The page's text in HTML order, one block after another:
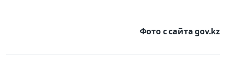
Фото с сайта gov.kz